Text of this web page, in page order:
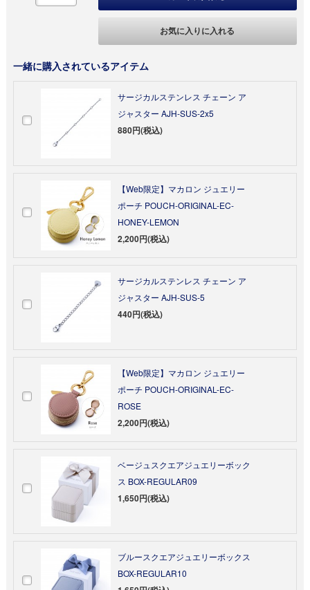
お気に入りに入れる
一緒に購入されているアイテム
サージカルステンレス チェーン ア
ジャスター AJH-SUS-2x5
880円(税込)
【Web限定】マカロン ジュエリー
ポーチ POUCH-ORIGINAL-EC-
HONEY-LEMON
2,200円(税込)
サージカルステンレス チェーン ア
ジャスター AJH-SUS-5
440円(税込)
【Web限定】マカロン ジュエリー
ポーチ POUCH-ORIGINAL-EC-
ROSE
2,200円(税込)
ベージュスクエアジュエリーボック
ス BOX-REGULAR09
1,650円(税込)
ブルースクエアジュエリーボックス
BOX-REGULAR10